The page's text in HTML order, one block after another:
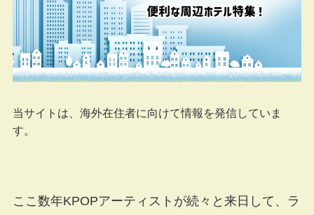
当サイトは、海外在住者に向けて情報を発信していま
す。
ここ数年KPOPアーティストが続々と来日して、ラ